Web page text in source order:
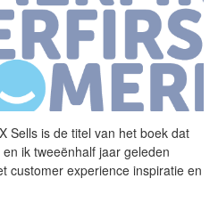
Sells is de titel van het boek dat
ik tweeënhalf jaar geleden
customer experience inspiratie en